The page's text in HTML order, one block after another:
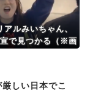
アルみいちゃん、
で見つかる（※画
しい日本でこ